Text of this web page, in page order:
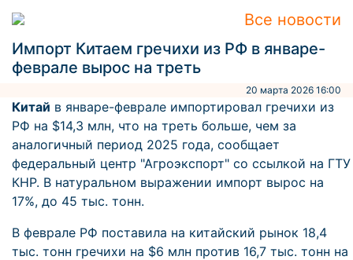
Все новости
Импорт Китаем гречихи из РФ в январе-
феврале вырос на треть
20 марта 2026 16:00
Китай в январе-феврале импортировал гречихи из
РФ на $14,3 млн, что на треть больше, чем за
аналогичный период 2025 года, сообщает
федеральный центр "Агроэкспорт" со ссылкой на ГТУ
КНР. В натуральном выражении импорт вырос на
17%, до 45 тыс. тонн.
В феврале РФ поставила на китайский рынок 18,4
тыс. тонн гречихи на $6 млн против 16,7 тыс. тонн на